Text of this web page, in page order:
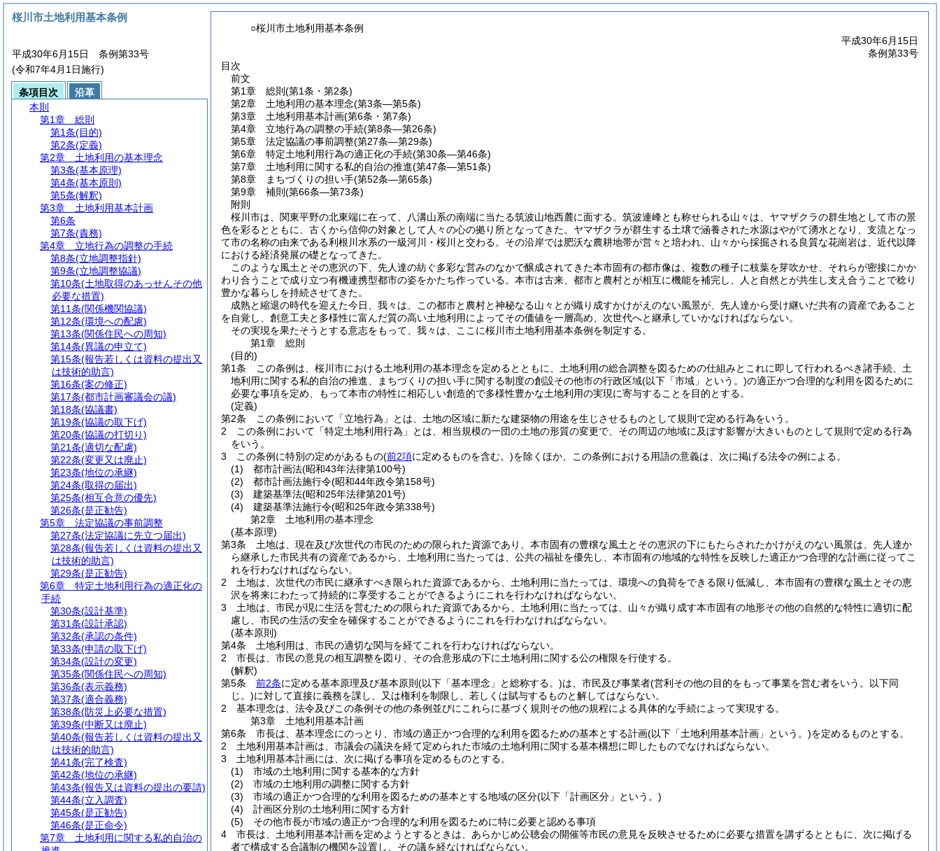
○桜川市土地利用基本条例
平成30年6月15日
条例第33号
目次
前文
第1章
総則 (第1条・第2条)
第2章
土地利用の基本理念(第3条―第5条)
第3章
土地利用基本計画(第6条・第7条)
第4章
立地行為の調整の手続(第8条―第26条)
第5章
法定協議の事前調整(第27条―第29条)
第6章
特定土地利用行為の適正化の手続(第30条―第46条)
第7章
土地利用に関する私的自治の推進(第47条―第51条)
第8章
まちづくりの担い手(第52条―第65条)
第9章
補則 (第66条―第73条)
附則
桜川市は、関東平野の北東端に在って、八溝山系の南端に当たる筑波山地西麓に面する。筑波連峰とも称せられる山々は、ヤマザクラの群生地として市の景
色を彩るとともに、古くから信仰の対象として人々の心の拠り所となってきた。ヤマザクラが群生する土壌で涵養された水源はやがて湧水となり、支流となっ
て市の名称の由来である利根川水系の一級河川・桜川と交わる。その沿岸では肥沃な農耕地帯が営々と培われ、山々から採掘される良質な花崗岩は、近代以降
における経済発展の礎となってきた。
このような風土とその恵沢の下、先人達の紡ぐ多彩な営みのなかで醸成されてきた本市固有の都市像は、複数の種子に枝葉を芽吹かせ、それらが密接にかか
わり合うことで成り立つ有機連携型都市の姿をかたち作っている。本市は古来、都市と農村とが相互に機能を補完し、人と自然とが共生し支え合うことで稔り
豊かな暮らしを持続させてきた。
成熟と縮退の時代を迎えた今日、我々は、この都市と農村と神秘なる山々とが織り成すかけがえのない風景が、先人達から受け継いだ共有の資産であること
を自覚し、創意工夫と多様性に富んだ質の高い土地利用によってその価値を一層高め、次世代へと継承していかなければならない。
その実現を果たそうとする意志をもって、我々は、ここに桜川市土地利用基本条例を制定する。
第1章
総則
(目的)
第1条
この条例は、桜川市における土地利用の基本理念を定めるとともに、土地利用の総合調整を図るための仕組みとこれに即して行われるべき諸手続、土
地利用に関する私的自治の推進、まちづくりの担い手に関する制度の創設その他市の行政区域(以下「市域」という。)の適正かつ合理的な利用を図るために
必要な事項を定め、もって本市の特性に相応しい創造的で多様性豊かな土地利用の実現に寄与することを目的とする。
(定義)
第2条
この条例において「立地行為」とは、土地の区域に新たな建築物の用途を生じさせるものとして規則で定める行為をいう。
2
この条例において「特定土地利用行為」とは、相当規模の一団の土地の形質の変更で、その周辺の地域に及ぼす影響が大きいものとして規則で定める行為
をいう。
3
この条例に特別の定めがあるもの(前2項に定めるものを含む。)を除くほか、この条例における用語の意義は、次に掲げる法令の例による。
(1)
都市計画法(昭和43年法律第100号)
(2)
都市計画法施行令(昭和44年政令第158号)
(3)
建築基準法(昭和25年法律第201号)
(4)
建築基準法施行令(昭和25年政令第338号)
第2章
土地利用の基本理念
(基本原理)
第3条
土地は、現在及び次世代の市民のための限られた資源であり、本市固有の豊穣な風土とその恵沢の下にもたらされたかけがえのない風景は、先人達か
ら継承した市民共有の資産であるから、土地利用に当たっては、公共の福祉を優先し、本市固有の地域的な特性を反映した適正かつ合理的な計画に従ってこ
れを行わなければならない。
2
土地は、次世代の市民に継承すべき限られた資源であるから、土地利用に当たっては、環境への負荷をできる限り低減し、本市固有の豊穣な風土とその恵
沢を将来にわたって持続的に享受することができるようにこれを行わなければならない。
3
土地は、市民が現に生活を営むための限られた資源であるから、土地利用に当たっては、山々が織り成す本市固有の地形その他の自然的な特性に適切に配
慮し、市民の生活の安全を確保することができるようにこれを行わなければならない。
(基本原則)
第4条
土地利用は、市民の適切な関与を経てこれを行わなければならない。
2
市長は、市民の意見の相互調整を図り、その合意形成の下に土地利用に関する公の権限を行使する。
(解釈)
第5条
前2条に定める基本原理及び基本原則 (以下「基本理念」と総称する。)は、市民及び事業者(営利その他の目的をもって事業を営む者をいう。以下同
じ。)に対して直接に義務を課し、又は権利を制限し、若しくは賦与するものと解してはならない。
2
基本理念は、法令及びこの条例その他の条例並びにこれらに基づく規則その他の規程による具体的な手続によって実現する。
第3章
土地利用基本計画
第6条
市長は、基本理念にのっとり、市域の適正かつ合理的な利用を図るための基本とする計画(以下「土地利用基本計画」という。)を定めるものとする。
2
土地利用基本計画は、市議会の議決を経て定められた市域の土地利用に関する基本構想に即したものでなければならない。
3
土地利用基本計画には、次に掲げる事項を定めるものとする。
(1)
市域の土地利用に関する基本的な方針
(2)
市域の土地利用の調整に関する方針
(3)
市域の適正かつ合理的な利用を図るための基本とする地域の区分(以下「計画区分」という。)
(4)
計画区分別の土地利用に関する方針
(5)
その他市長が市域の適正かつ合理的な利用を図るために特に必要と認める事項
4
市長は、土地利用基本計画を定めようとするときは、あらかじめ公聴会の開催等市民の意見を反映させるために必要な措置を講ずるとともに、次に掲げる
者で構成する合議制の機関を設置し、その議を経なければならない。
桜川市土地利用基本条例
平成30年6月15日 条例第33号
(令和7年4月1日施行)
条項目次
沿革
本則
第1章
総則
第1条(目的)
第2条(定義)
第2章
土地利用の基本理念
第3条(基本原理)
第4条(基本原則)
第5条(解釈)
第3章
土地利用基本計画
第6条
第7条(責務)
第4章
立地行為の調整の手続
第8条(立地調整指針)
第9条(立地調整協議)
第10条(土地取得のあっせんその他
必要な措置)
第11条(関係機関協議)
第12条(環境への配慮)
第13条(関係住民への周知)
第14条(異議の申立て)
第15条(報告若しくは資料の提出又
は技術的助言)
第16条(案の修正)
第17条(都市計画審議会の議)
第18条(協議書)
第19条(協議の取下げ)
第20条(協議の打切り)
第21条(適切な配慮)
第22条(変更又は廃止)
第23条(地位の承継)
第24条(取得の届出)
第25条(相互合意の優先)
第26条(是正勧告)
第5章
法定協議の事前調整
第27条(法定協議に先立つ届出)
第28条(報告若しくは資料の提出又
は技術的助言)
第29条(是正勧告)
第6章
特定土地利用行為の適正化の
手続
第30条(設計基準)
第31条(設計承認)
第32条(承認の条件)
第33条(申請の取下げ)
第34条(設計の変更)
第35条(関係住民への周知)
第36条(表示義務)
第37条(適合義務)
第38条(防災上必要な措置)
第39条(中断又は廃止)
第40条(報告若しくは資料の提出又
は技術的助言)
第41条(完了検査)
第42条(地位の承継)
第43条(報告又は資料の提出の要請)
第44条(立入調査)
第45条(是正勧告)
第46条(是正命令)
第7章
土地利用に関する私的自治の